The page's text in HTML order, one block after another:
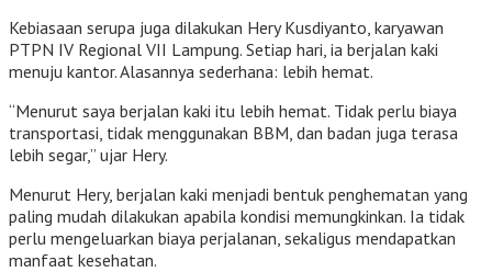
Kebiasaan serupa juga dilakukan Hery Kusdiyanto, karyawan
PTPN IV Regional VII Lampung. Setiap hari, ia berjalan kaki
menuju kantor. Alasannya sederhana: lebih hemat.
“Menurut saya berjalan kaki itu lebih hemat. Tidak perlu biaya
transportasi, tidak menggunakan BBM, dan badan juga terasa
lebih segar,” ujar Hery.
Menurut Hery, berjalan kaki menjadi bentuk penghematan yang
paling mudah dilakukan apabila kondisi memungkinkan. Ia tidak
perlu mengeluarkan biaya perjalanan, sekaligus mendapatkan
manfaat kesehatan.